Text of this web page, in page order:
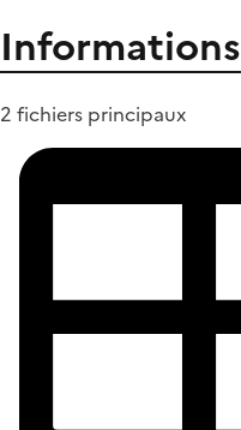
Informations
2 fichiers principaux